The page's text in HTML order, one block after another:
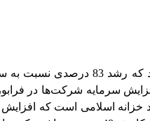
و افزایش سرمایه شرکت‌ها